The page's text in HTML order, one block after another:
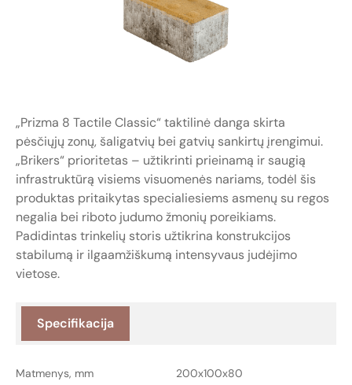
„Prizma 8 Tactile Classic“ taktilinė danga skirta
pėsčiųjų zonų, šaligatvių bei gatvių sankirtų įrengimui.
„Brikers“ prioritetas – užtikrinti prieinamą ir saugią
infrastruktūrą visiems visuomenės nariams, todėl šis
produktas pritaikytas specialiesiems asmenų su regos
negalia bei riboto judumo žmonių poreikiams.
Padidintas trinkelių storis užtikrina konstrukcijos
stabilumą ir ilgaamžiškumą intensyvaus judėjimo
vietose.
Specifikacija
Matmenys, mm 200x100x80